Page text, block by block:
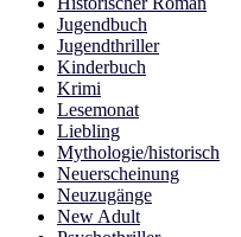
Jugendbuch
Jugendthriller
Kinderbuch
Krimi
Lesemonat
Liebling
Mythologie/historisch
Neuerscheinung
Neuzugänge
New Adult